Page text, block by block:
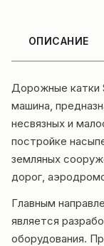
ОПИСАНИЕ
Дорожные катки
машина,
несвязных и
постройке
земляных
дорог,
Главным
является
оборудования.